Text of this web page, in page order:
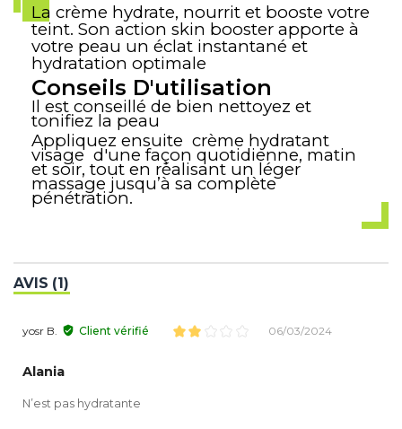
La crème hydrate, nourrit et booste votre
teint. Son action skin booster apporte à
votre peau un éclat instantané et
hydratation optimale
Conseils D'utilisation
Il est conseillé de bien nettoyez et
tonifiez la peau
Appliquez ensuite crème hydratant
visage d'une façon quotidienne, matin
et soir, tout en réalisant un léger
massage jusqu’à sa complète
pénétration.
AVIS (1)
yosr B. Client vérifié 06/03/2024
Alania
N’est pas hydratante